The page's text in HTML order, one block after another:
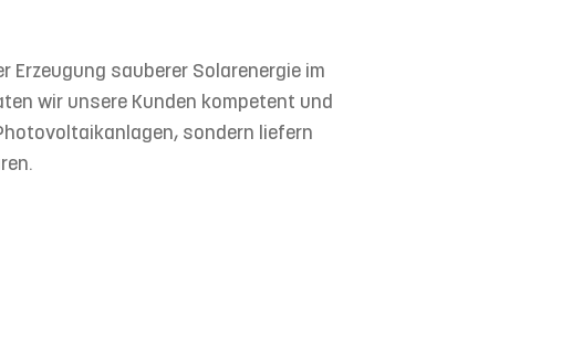
Erzeugung sauberer Solarenergie im
wir unsere Kunden kompetent und
sondern liefern